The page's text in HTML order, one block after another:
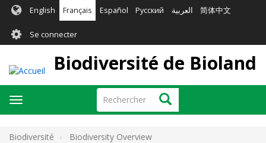
Aller
contenu
principal
English Français Español Русский العربية 简体中文
User
account
menu
Se connecter
Biodiversité de Bioland
Rechercher Rechercher
Toggle
navigation
Biodiversité Biodiversity Overview